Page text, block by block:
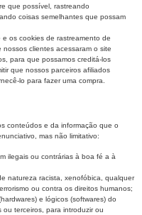
que possível, rastreando
coisas semelhantes que possam
os cookies de rastreamento de
nossos clientes acessaram o site
para que possamos creditá-los
que nossos parceiros afiliados
lo para fazer uma compra.
conteúdos e da informação que o
mas não limitativo:
ilegais ou contrárias à boa fé a à
natureza racista, xenofóbica, qualquer
ou contra os direitos humanos;
e lógicos (softwares) do
terceiros, para introduzir ou